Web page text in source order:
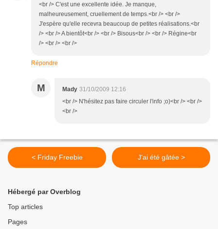
<br /> C'est une excellente idée. Je manque,
malheureusement, cruellement de temps.<br /> <br />
J'espère qu'elle recevra beaucoup de petites réalisations.<br
/> <br /> A bientôt<br /> <br /> Bisous<br /> <br /> Régine<br
/> <br /> <br />
Répondre
M Mady 31/10/2009 12:16
<br /> N'hésitez pas faire circuler l'info ;o)<br /> <br />
<br />
< Friday Freebie J'ai été gâtée >
Hébergé par Overblog
Top articles
Pages